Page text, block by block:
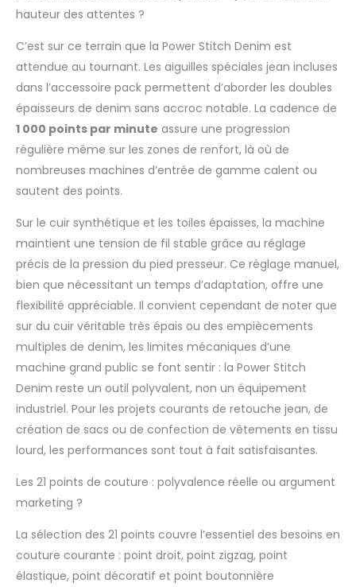
- Le pied Power Stitch
est spécialement
conçu pour coudre
facilement sur des
compense les
différences de hauteur
dans le tissu et assure
difficiles. Une housse
anti-poussière est
fournie pour protéger
la machine de la
poussière et de la
saleté. Avec table
coulissante XXL et
plaque de base en
métal – La grande
table coulissante
facilite les grands
projets de couture. Le
tiroir intégré offre de la
place pour les
accessoires. La plaque
assure une stabilité
des points précis et
réguliers.
hauteur des attentes ?
C’est sur ce terrain que la Power Stitch Denim est
attendue au tournant. Les aiguilles spéciales jean incluses
dans l’accessoire pack permettent d’aborder les doubles
épaisseurs de denim sans accroc notable. La cadence de
1 000 points par minute assure une progression
régulière même sur les zones de renfort, là où de
nombreuses machines d’entrée de gamme calent ou
sautent des points.
Sur le cuir synthétique et les toiles épaisses, la machine
maintient une tension de fil stable grâce au réglage
précis de la pression du pied presseur. Ce réglage manuel,
bien que nécessitant un temps d’adaptation, offre une
flexibilité appréciable. Il convient cependant de noter que
sur du cuir véritable très épais ou des empiècements
multiples de denim, les limites mécaniques d’une
machine grand public se font sentir : la Power Stitch
Denim reste un outil polyvalent, non un équipement
industriel. Pour les projets courants de retouche jean, de
création de sacs ou de confection de vêtements en tissu
lourd, les performances sont tout à fait satisfaisantes.
Les 21 points de couture : polyvalence réelle ou argument
marketing ?
La sélection des 21 points couvre l’essentiel des besoins en
couture courante : point droit, point zigzag, point
élastique, point décoratif et point boutonnière